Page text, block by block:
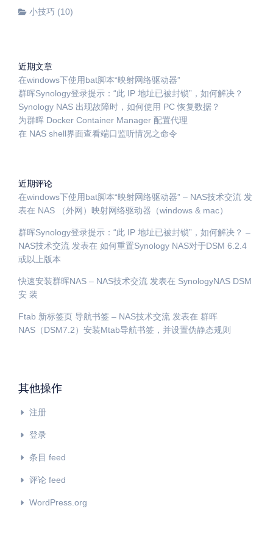
小技巧 (10)
近期文章
在windows下使用bat脚本“映射网络驱动器”
群晖Synology登录提示：“此 IP 地址已被封锁”，如何解决？
Synology NAS 出现故障时，如何使用 PC 恢复数据？
为群晖 Docker Container Manager 配置代理
在 NAS shell界面查看端口监听情况之命令
近期评论
在windows下使用bat脚本“映射网络驱动器” – NAS技术交流 发
表在 NAS （外网）映射网络驱动器（windows & mac）
群晖Synology登录提示：“此 IP 地址已被封锁”，如何解决？ –
NAS技术交流 发表在 如何重置Synology NAS对于DSM 6.2.4
或以上版本
快速安装群晖NAS – NAS技术交流 发表在 SynologyNAS DSM
安 装
Ftab 新标签页 导航书签 – NAS技术交流 发表在 群晖
NAS（DSM7.2）安装Mtab导航书签，并设置伪静态规则
其他操作
注册
登录
条目 feed
评论 feed
WordPress.org